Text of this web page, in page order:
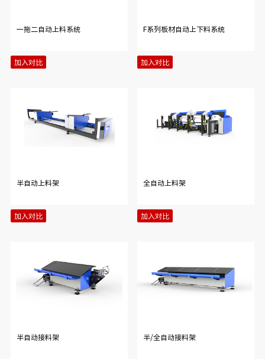
一拖二自动上料系统
加入对比
F系列板材自动上下料系统
加入对比
半自动上料架
加入对比
全自动上料架
加入对比
半自动接料架 半/全自动接料架